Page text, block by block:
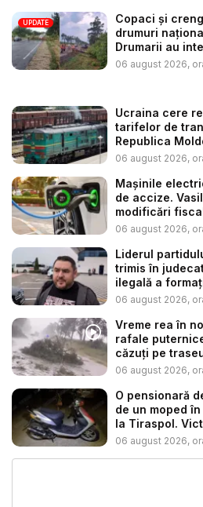
UPDATE
Copaci și
drumuri
Drumarii au
06 august 2026,
Ucraina cere
tarifelor de
Republica
so...
06 august 2026,
Mașinile
de accize.
modificări
06 august 2026,
Liderul
trimis în
ilegală a
06 august 2026,
Vreme rea în
rafale
căzuți pe
îndemnaț...
06 august 2026,
O pensionară
de un moped
la Tiraspol.
06 august 2026,